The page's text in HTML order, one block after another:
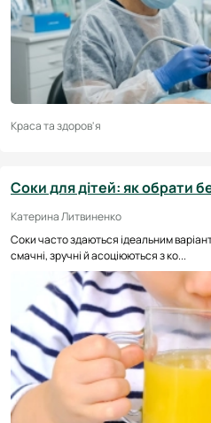
Краса та здоров'я
Соки для дітей: як обрати
Катерина Литвиненко
Соки часто здаються ідеальним
смачні, зручні й асоціюються з ко...